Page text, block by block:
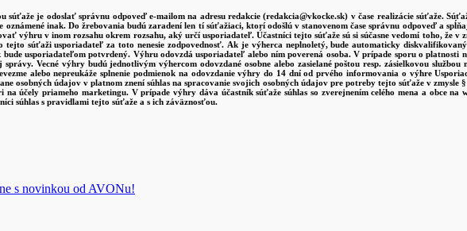
súťaže je odoslať správnu odpoveď e-mailom na adresu redakcie (redakcia@vkocke.sk) v čase realizácie súťaže.
inak. Do žrebovania budú zaradení len tí súťažiaci, ktorí odošlú v stanovenom čase správnu odpoveď a
výhru v inom rozsahu okrem rozsahu, aký určí usporiadateľ. Účastníci tejto súťaže sú si súčasne vedomí toho, že
súťaži usporiadateľ za toto nenesie zodpovednosť. Ak je výherca neplnoletý, bude automaticky
usporiadateľom potvrdený. Výhru odovzdá usporiadateľ alebo ním poverená osoba. V prípade sporu o
Vecné výhry budú jednotlivým výhercom odovzdané osobne alebo zasielané poštou resp. zásielkovou
alebo nepreukáže splnenie podmienok na odovzdanie výhry do 14 dní od prvého informovania o výhre
osobných údajov v platnom znení súhlas na spracovanie svojich osobných údajov pre potreby tejto súťaže v zmysle
účely priameho marketingu. V prípade výhry dáva účastník súťaže súhlas so zverejnením celého mena a obce
súhlas s pravidlami tejto súťaže a s ich záväznosťou.
s novinkou od AVONu!